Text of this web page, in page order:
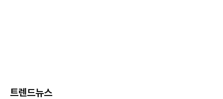
트렌드뉴스